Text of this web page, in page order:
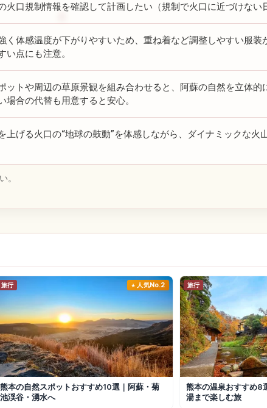
火口規制情報を確認して計画したい（規制で火口に近づけない
く体感温度が下がりやすいため、重ね着など調整しやすい服装
い点にも注意。
ットや周辺の草原景観を組み合わせると、阿蘇の自然を立体的
場合の代替も用意すると安心。
上げる火口の“地球の鼓動”を体感しながら、ダイナミックな火
。
旅行 人気No.2
熊本の自然スポットおすすめ10選｜阿蘇・菊
池渓谷・湧水へ
旅行
熊本の温泉おすすめ8
湯まで楽しむ旅